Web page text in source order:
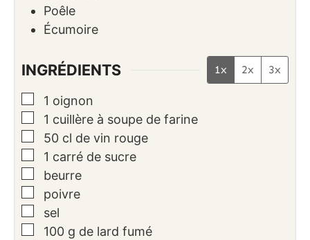
Poêle
Écumoire
INGRÉDIENTS 1x 2x 3x
▢
1 oignon
▢
1 cuillère à soupe de farine
▢
50 cl de vin rouge
▢
1 carré de sucre
▢
beurre
▢
poivre
▢
sel
▢
100 g de lard fumé